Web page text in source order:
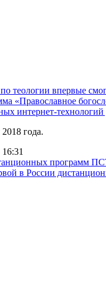
теологии впервые
«Православное
интернет-
года.
программ
в России